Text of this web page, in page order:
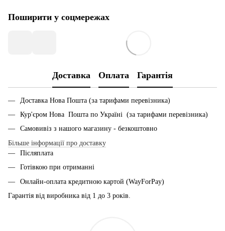
Поширити у соцмережах
Доставка Оплата Гарантія
Доставка Нова Пошта (за тарифами перевізника)
Кур'єром Нова Пошта по Україні (за тарифами перевізника)
Самовивіз з нашого магазину - безкоштовно
Більше інформації про доставку
Післяплата
Готівкою при отриманні
Онлайн-оплата кредитною картой (WayForPay)
Гарантія від виробника від 1 до 3 років.